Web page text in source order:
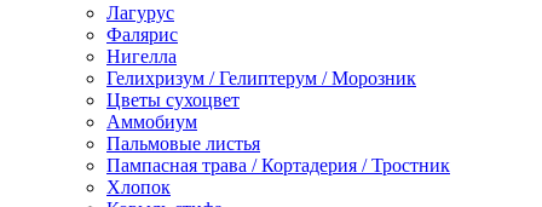
Лагурус
Фалярис
Нигелла
Гелихризум / Гелиптерум / Морозник
Цветы сухоцвет
Аммобиум
Пальмовые листья
Пампасная трава / Кортадерия / Тростник
Хлопок